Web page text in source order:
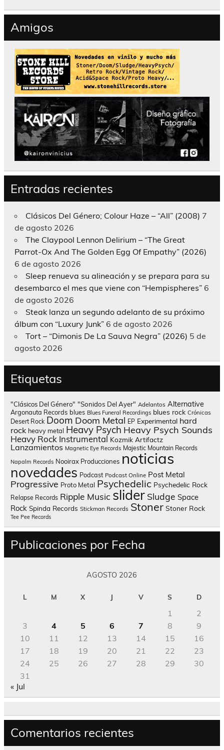
Amigos
Entradas recientes
Clásicos Del Género; Colour Haze – “All” (2008) 7
de agosto 2026
The Claypool Lennon Delirium – “The Great
Parrot-Ox And The Golden Egg Of Empathy” (2026)
6 de agosto 2026
Sleep renueva su alineación y se prepara para su
desembarco el mes que viene con “Hempispheres” 6
de agosto 2026
Steak lanza un segundo adelanto de su próximo
álbum con “Luxury Junk” 6 de agosto 2026
Tort – “Dimonis De La Sauva Negra” (2026) 5 de
agosto 2026
Etiquetas
"Clásicos Del Género" "Sonidos Del Ayer" Adelantos Alternative
Argonauta Records blues Blues Funeral Recordings blues rock Crónicas
Desert Rock Doom Doom Metal EP Experimental hard
rock heavy metal Heavy Psych Heavy Psych Sounds
Heavy Rock Instrumental Kozmik Artifactz
Lanzamientos Magnetic Eye Records Majestic Mountain Records
Napalm Records Nooirax Producciones noticias
novedades Podcast Podcast Online Post Metal
Progressive Proto Metal Psychedelic Psychedelic Rock
Relapse Records Ripple Music slider Sludge Space
Rock Spinda Records Stickman Records Stoner Stoner Rock
Tee Pee Records
Publicaciones por Fecha
AGOSTO 2026
L M X J V S D
1
2
3
4 5 6 7 8
9
10
11 12 13 14 15
16
17
18 19 20 21 22
23
24
25 26 27 28 29
30
31
« Jul
Comentarios recientes